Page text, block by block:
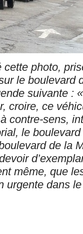
photo,
le boulevard
suivante :
croire, ce
contre-sens,
le
de la
même, que
urgente dans